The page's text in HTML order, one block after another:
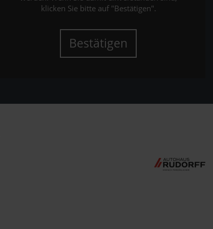
klicken Sie bitte auf "Bestätigen".
Bestätigen